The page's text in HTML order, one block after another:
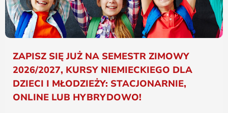
ZAPISZ SIĘ JUŻ NA SEMESTR ZIMOWY
2026/2027, KURSY NIEMIECKIEGO DLA
DZIECI I MŁODZIEŻY: STACJONARNIE,
ONLINE LUB HYBRYDOWO!